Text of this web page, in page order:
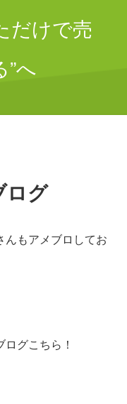
だけで売
”へ
ログ
んもアメブロしてお
グこちら！